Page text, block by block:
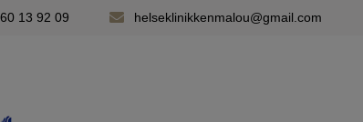
13 92 09 helseklinikkenmalou@gmail.com